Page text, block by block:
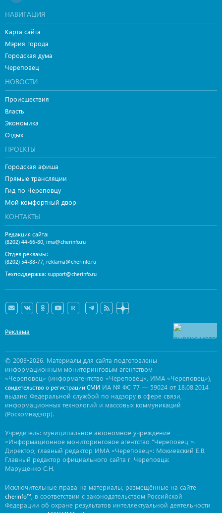
НАВИГАЦИЯ
Карта сайта
Мэрия города
Городская дума
Череповец
НОВОСТИ
Происшествия
Власть
Экономика
Отдых
ПРОЕКТЫ
Городская афиша
Прямые трансляции
Гид по Череповцу
Мой комфортный двор
КОНТАКТЫ
Редакция сайта:
(8202) 44-66-80 ima@cherinfo.ru
Отдел рекламы:
(8202) 54-88-77 reklama@cherinfo.ru
Техподдержка: support@cherinfo.ru
Реклама
© 2003-2026. Материалы для сайта подготовлены
информационным мониторинговым агентством
«Череповец» (информагентство «Череповец», ИМА «Череповец»),
свидетельство о регистрации СМИ ИА № ФС 77 — 59024 от 18.08.2014
выдано Федеральной службой по надзору в сфере связи,
информационных технологий и массовых коммуникаций
(Роскомнадзор).
Учредитель: муниципальное автономное учреждение
«Информационное мониторинговое агентство "Череповец"».
Директор, главный редактор ИМА «Череповец»: Мокиевский Е.В.
Главный редактор официального сайта г. Череповца:
Марущенко С.Н.
Исключительные права на материалы, размещённые на сайте
cherinfo™ , в соответствии с законодательством Российской
Федерации об охране результатов интеллектуальной деятельности